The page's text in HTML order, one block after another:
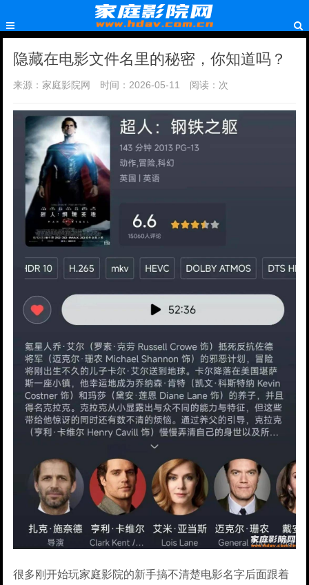
隐藏在电影文件名里的秘密，你知道吗？
来源：家庭影院网 时间：2026-05-11 阅读： 次
很多刚开始玩家庭影院的新手搞不清楚电影名字后面跟着